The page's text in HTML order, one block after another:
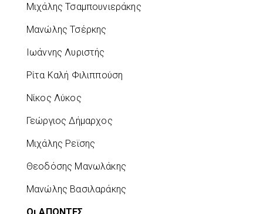
Μιχάλης Τσαμπουνιεράκης
Μανώλης Τσέρκης
Ιωάννης Λυριστής
Ρίτα Καλή Φιλιππούση
Νίκος Λύκος
Γεώργιος Δήμαρχος
Μιχάλης Ρεϊσης
Θεοδόσης Μανωλάκης
Μανώλης Βασιλαράκης
Οι ΑΠΟΝΤΕΣ